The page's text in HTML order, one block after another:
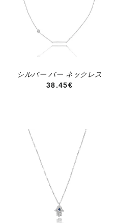
シルバー バー ネックレス
通常価格
38.45€